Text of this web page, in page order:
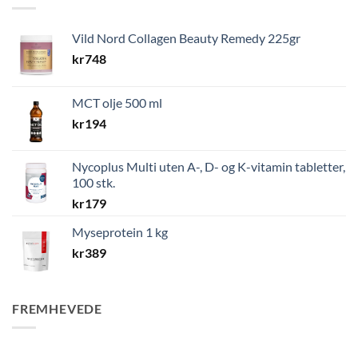
Vild Nord Collagen Beauty Remedy 225gr
kr748
MCT olje 500 ml
kr194
Nycoplus Multi uten A-, D- og K-vitamin tabletter,
100 stk.
kr179
Myseprotein 1 kg
kr389
FREMHEVEDE